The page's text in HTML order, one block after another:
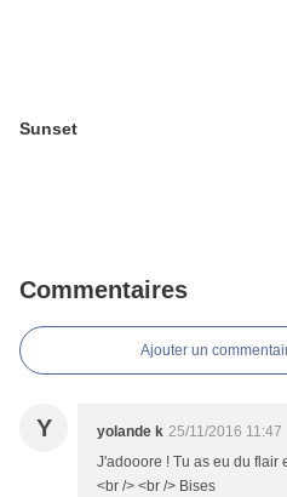
Sunset
Commentaires
Ajouter un
Y yolande k 25/11/2016 11:47
J'adooore ! Tu as eu du flair
<br /> <br /> Bises